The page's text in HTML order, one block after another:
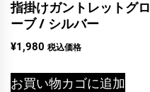
指掛けガントレットグロ
ーブ / シルバー
¥1,980 税込価格
お買い物カゴに追加